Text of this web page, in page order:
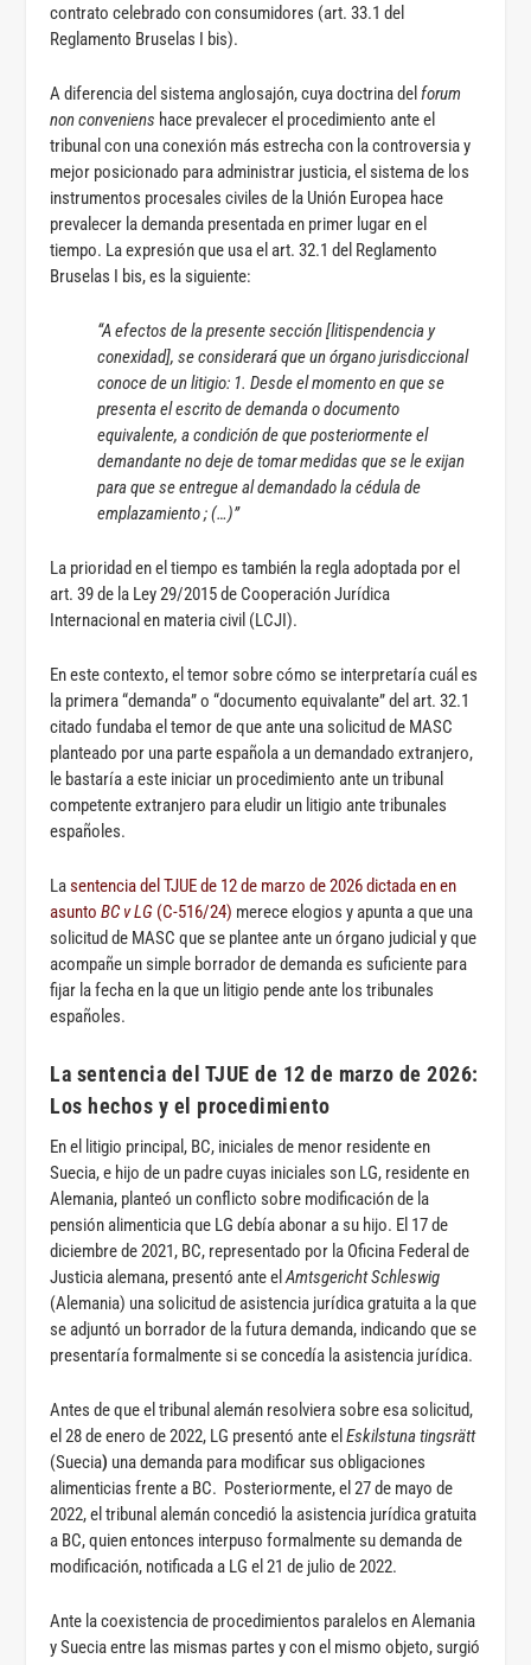
contrato celebrado con consumidores (art. 33.1 del
Reglamento Bruselas I bis).
A diferencia del sistema anglosajón, cuya doctrina del forum
non conveniens hace prevalecer el procedimiento ante el
tribunal con una conexión más estrecha con la controversia y
mejor posicionado para administrar justicia, el sistema de los
instrumentos procesales civiles de la Unión Europea hace
prevalecer la demanda presentada en primer lugar en el
tiempo. La expresión que usa el art. 32.1 del Reglamento
Bruselas I bis, es la siguiente:
“A efectos de la presente sección [litispendencia y
conexidad], se considerará que un órgano jurisdiccional
conoce de un litigio: 1. Desde el momento en que se
presenta el escrito de demanda o documento
equivalente, a condición de que posteriormente el
demandante no deje de tomar medidas que se le exijan
para que se entregue al demandado la cédula de
emplazamiento ; (…)”
La prioridad en el tiempo es también la regla adoptada por el
art. 39 de la Ley 29/2015 de Cooperación Jurídica
Internacional en materia civil (LCJI).
En este contexto, el temor sobre cómo se interpretaría cuál es
la primera “demanda” o “documento equivalante” del art. 32.1
citado fundaba el temor de que ante una solicitud de MASC
planteado por una parte española a un demandado extranjero,
le bastaría a este iniciar un procedimiento ante un tribunal
competente extranjero para eludir un litigio ante tribunales
españoles.
Lasentencia del TJUE de 12 de marzo de 2026 dictada en en
asuntoBC v LG (C-516/24) merece elogios y apunta a que una
solicitud de MASC que se plantee ante un órgano judicial y que
acompañe un simple borrador de demanda es suficiente para
fijar la fecha en la que un litigio pende ante los tribunales
españoles.
La sentencia del TJUE de 12 de marzo de 2026:
Los hechos y el procedimiento
En el litigio principal, BC, iniciales de menor residente en
Suecia, e hijo de un padre cuyas iniciales son LG, residente en
Alemania, planteó un conflicto sobre modificación de la
pensión alimenticia que LG debía abonar a su hijo. El 17 de
diciembre de 2021, BC, representado por la Oficina Federal de
Justicia alemana, presentó ante elAmtsgericht Schleswig
(Alemania) una solicitud de asistencia jurídica gratuita a la que
se adjuntó un borrador de la futura demanda, indicando que se
presentaría formalmente si se concedía la asistencia jurídica.
Antes de que el tribunal alemán resolviera sobre esa solicitud,
el 28 de enero de 2022, LG presentó ante elEskilstuna tingsrätt
(Suecia) una demanda para modificar sus obligaciones
alimenticias frente a BC. Posteriormente, el 27 de mayo de
2022, el tribunal alemán concedió la asistencia jurídica gratuita
a BC, quien entonces interpuso formalmente su demanda de
modificación, notificada a LG el 21 de julio de 2022.
Ante la coexistencia de procedimientos paralelos en Alemania
y Suecia entre las mismas partes y con el mismo objeto, surgió